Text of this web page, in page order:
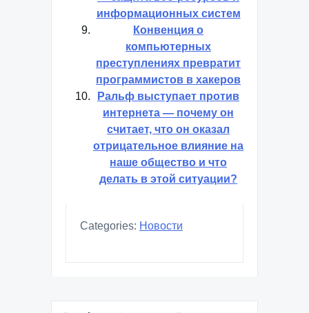
информационных систем
Конвенция о
компьютерных
преступлениях превратит
программистов в хакеров
Ральф выступает против
интернета — почему он
считает, что он оказал
отрицательное влияние на
наше общество и что
делать в этой ситуации?
Categories: Новости